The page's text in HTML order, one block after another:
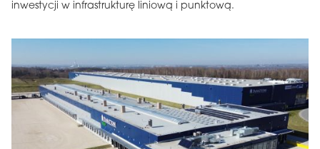
inwestycji w infrastrukturę liniową i punktową.